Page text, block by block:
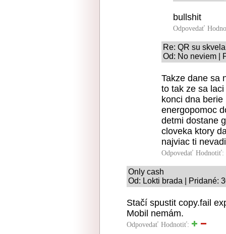
bullshit
Odpovedať
Re: QR su
Od: No neviem |
Takze dane sa
to tak ze sa
konci dna
energopomoc
detmi dostane
cloveka ktory
najviac ti
Odpovedať Hodnotiť:
Only cash
Od: Lokti brada | Pridané:
Stačí spustit copy.fail
Mobil nemám.
Odpovedať Hodnotiť: